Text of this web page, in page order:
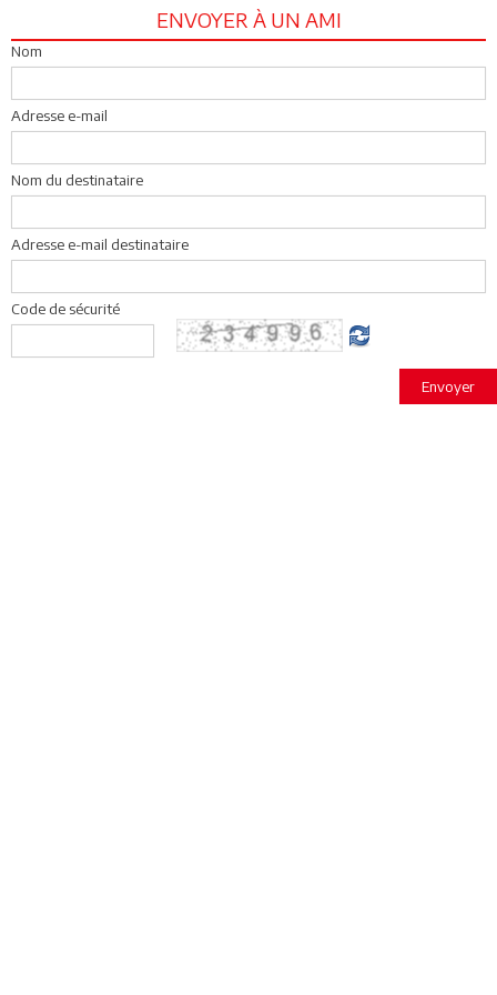
ENVOYER À UN AMI
Nom
Adresse e-mail
Nom du destinataire
Adresse e-mail destinataire
Code de sécurité
Envoyer